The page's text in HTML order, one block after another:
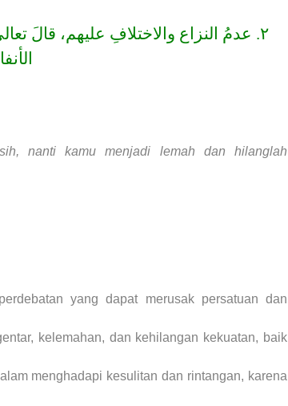
٢. عدمُ النزاع والاختلافِ عليهم، قالَ
nanti kamu menjadi lemah dan hilanglah
yang dapat merusak persatuan dan
kelemahan, dan kehilangan kekuatan, baik
menghadapi kesulitan dan rintangan, karena